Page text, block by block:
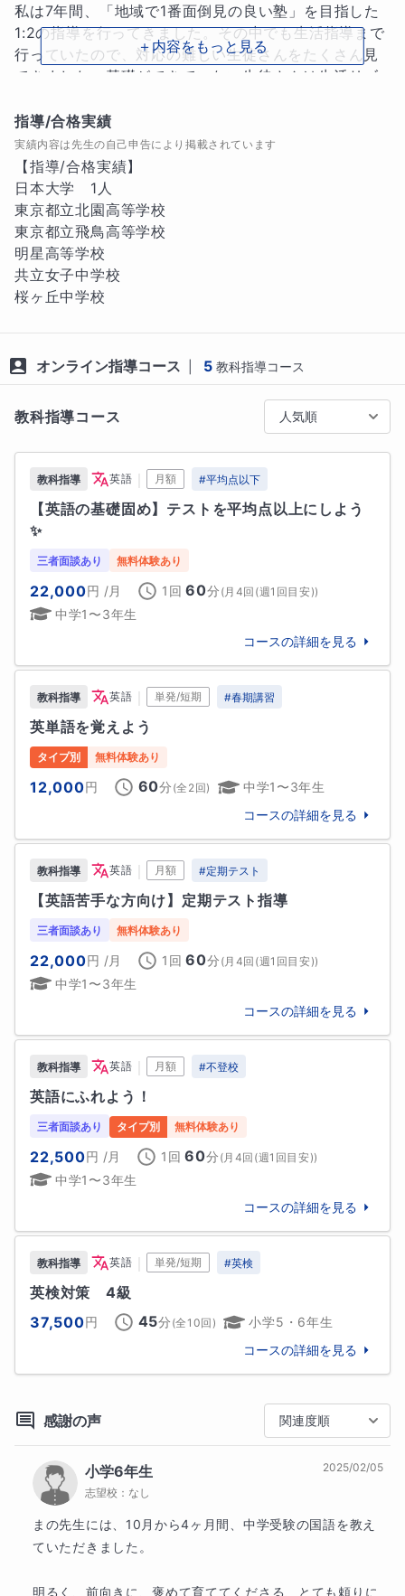
私は7年間、「地域で1番面倒見の良い塾」を目指した
1:2の指導を行ってきました。その中でも生活指導まで
行っていたので、対応の難しい生徒さんをたくさん見
てきました。基礎ができていない生徒さんは生活リズ
かったりするので、毎日どのように過ごせばより勉強
に集中できるかを生徒さんと共に考えてきました。
■指導方針・指導ポイント
まずは生徒さんが「どこまで理解しているか」とい
うことを把握します。そして、理解できていなかった
箇所まで戻り、そこから今やるべき単元までをしっか
りと穴埋めしていきます。
また、一度私が教えたことをもとに自分で内容を理
らいます。書くことだけではなく話すことで記憶が定
着しやすくなるためです。
「成績が上がらないものの、どのように接すればしっ
に遅れが出てしまっている」「生活リズムが整ってい
ない生徒さんがいる」このようなご家庭と相性が良い
かと思います。
■生徒様へ
なたの好きな物の中に隠れていることもあります😊そ
の答えを一緒に探していきましょう！！
■保護者様へ
勉強はやれば必ずできるようになります。一緒にお子
様の未来を考えていきましょう。
趣味
声楽、ピアノ、漫画、アニメ、史跡巡り
学歴
2013年3月　私立東京女学館中学校卒業
2016年3月　私立東京女学館高等学校卒業入学
2020年3月　東京藝術大学音楽学部声楽科卒業
攻修了
2016年〜2023年　（株）トライプラス赤羽校　講師
2023年　東京都非常勤講師
【免許・資格】
中学校教諭専修免許（音楽）
高等学校教諭先週免許（音楽）
実用英語技能検定2級
＋内容をもっと見る
指導/合格実績
実績内容は先生の自己申告により掲載されています
【指導/合格実績】
日本大学　1人
東京都立北園高等学校
東京都立飛鳥高等学校
明星高等学校
共立女子中学校
桜ヶ丘中学校
オンライン指導コース 5 教科指導コース
教科指導コース 人気順
教科指導 英語 月額 #平均点以下
【英語の基礎固め】テストを平均点以上にしよう
✨
三者面談あり 無料体験あり
22,000円 /月 1回 60分 ( 月4回(週1回目安))
中学1〜3年生
コースの詳細を見る
教科指導 英語 単発/短期 #春期講習
英単語を覚えよう
タイプ別 無料体験あり
12,000円 60分 (全 2回)
中学1〜3年生
コースの詳細を見る
教科指導 英語 月額 #定期テスト
【英語苦手な方向け】定期テスト指導
三者面談あり 無料体験あり
22,000円 /月 1回 60分 ( 月4回(週1回目安))
中学1〜3年生
コースの詳細を見る
教科指導 英語 月額 #不登校
英語にふれよう！
三者面談あり タイプ別 無料体験あり
22,500円 /月 1回 60分 ( 月4回(週1回目安))
中学1〜3年生
コースの詳細を見る
教科指導 英語 単発/短期 #英検
英検対策　4級
37,500円 45分 (全10回)
小学5・6年生
コースの詳細を見る
感謝の声 関連度順
小学6年生
志望校： なし
2025/02/05
まの先生には、10月から4ヶ月間、中学受験の国語を教え
ていただきました。
明るく、前向きに、褒めて育ててくださる、とても頼りに